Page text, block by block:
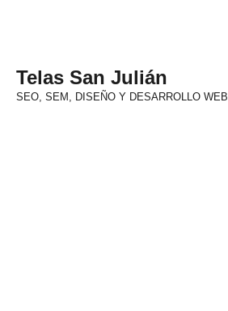
Telas San Julián
SEO, SEM, DISEÑO Y DESARROLLO WEB